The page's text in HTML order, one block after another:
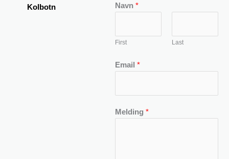
Kolbotn
Navn *
First Last
Email *
Melding *